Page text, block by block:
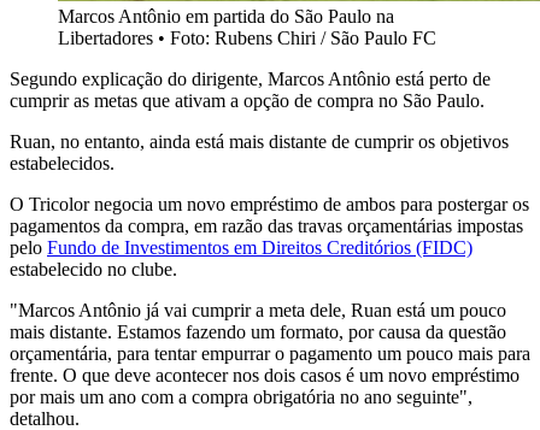
Marcos Antônio em partida do São Paulo na
Libertadores • Foto: Rubens Chiri / São Paulo FC
Segundo explicação do dirigente, Marcos Antônio está perto de
cumprir as metas que ativam a opção de compra no São Paulo.
Ruan, no entanto, ainda está mais distante de cumprir os objetivos
estabelecidos.
O Tricolor negocia um novo empréstimo de ambos para postergar os
pagamentos da compra, em razão das travas orçamentárias impostas
pelo Fundo de Investimentos em Direitos Creditórios (FIDC)
estabelecido no clube.
"Marcos Antônio já vai cumprir a meta dele, Ruan está um pouco
mais distante. Estamos fazendo um formato, por causa da questão
orçamentária, para tentar empurrar o pagamento um pouco mais para
frente. O que deve acontecer nos dois casos é um novo empréstimo
por mais um ano com a compra obrigatória no ano seguinte",
detalhou.